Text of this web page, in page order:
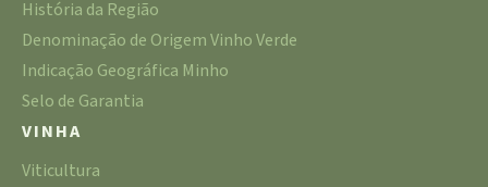
História da Região
Denominação de Origem Vinho Verde
Indicação Geográfica Minho
Selo de Garantia
VINHA
Viticultura